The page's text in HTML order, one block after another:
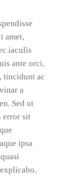
amet,
iaculis
ante orci,
tincidunt ac
a
Sed ut
error sit
ipsa